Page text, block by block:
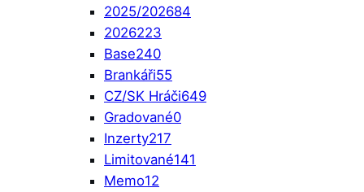
2025/202684
2026223
Base240
Brankáři55
CZ/SK Hráči649
Gradované0
Inzerty217
Limitované141
Memo12